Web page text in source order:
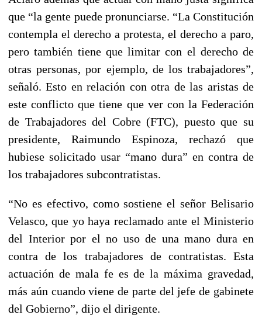
que “la gente puede pronunciarse. “La Constitución
contempla el derecho a protesta, el derecho a paro,
pero también tiene que limitar con el derecho de
otras personas, por ejemplo, de los trabajadores”,
señaló. Esto en relación con otra de las aristas de
este conflicto que tiene que ver con la Federación
de Trabajadores del Cobre (FTC), puesto que su
presidente, Raimundo Espinoza, rechazó que
hubiese solicitado usar “mano dura” en contra de
los trabajadores subcontratistas.
“No es efectivo, como sostiene el señor Belisario
Velasco, que yo haya reclamado ante el Ministerio
del Interior por el no uso de una mano dura en
contra de los trabajadores de contratistas. Esta
actuación de mala fe es de la máxima gravedad,
más aún cuando viene de parte del jefe de gabinete
del Gobierno”, dijo el dirigente.